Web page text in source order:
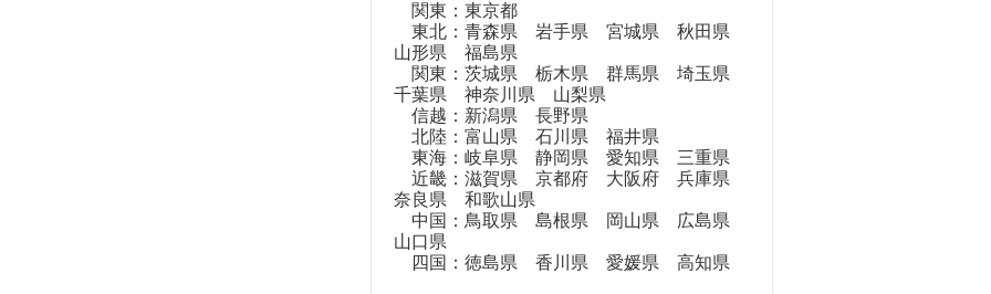
関東：東京都
東北：青森県 岩手県 宮城県 秋田県
山形県 福島県
関東：茨城県 栃木県 群馬県 埼玉県
千葉県 神奈川県 山梨県
信越：新潟県 長野県
北陸：富山県 石川県 福井県
東海：岐阜県 静岡県 愛知県 三重県
近畿：滋賀県 京都府 大阪府 兵庫県
奈良県 和歌山県
中国：鳥取県 島根県 岡山県 広島県
山口県
四国：徳島県 香川県 愛媛県 高知県